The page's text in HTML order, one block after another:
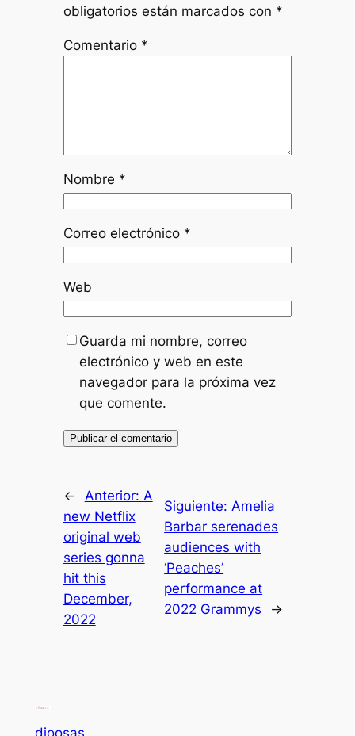
obligatorios están marcados con *
Comentario *
Nombre *
Correo electrónico *
Web
Guarda mi nombre, correo
electrónico y web en este
navegador para la próxima vez
que comente.
← Anterior: A
new Netflix
original web
series gonna
hit this
December,
2022
Siguiente: Amelia
Barbar serenades
audiences with
‘Peaches’
performance at
2022 Grammys
→
dioosas